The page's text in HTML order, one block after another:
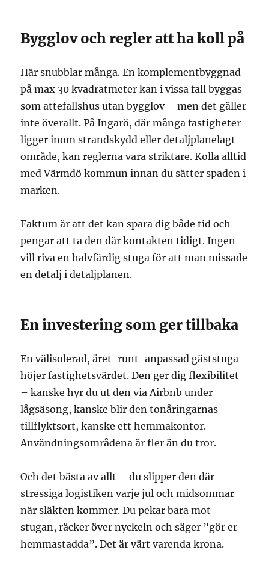
Bygglov och regler att ha koll på
Här snubblar många. En komplementbyggnad
på max 30 kvadratmeter kan i vissa fall byggas
som attefallshus utan bygglov – men det gäller
inte överallt. På Ingarö, där många fastigheter
ligger inom strandskydd eller detaljplanelagt
område, kan reglerna vara striktare. Kolla alltid
med Värmdö kommun innan du sätter spaden i
marken.
Faktum är att det kan spara dig både tid och
pengar att ta den där kontakten tidigt. Ingen
vill riva en halvfärdig stuga för att man missade
en detalj i detaljplanen.
En investering som ger tillbaka
En välisolerad, året-runt-anpassad gäststuga
höjer fastighetsvärdet. Den ger dig flexibilitet
– kanske hyr du ut den via Airbnb under
lågsäsong, kanske blir den tonåringarnas
tillflyktsort, kanske ett hemmakontor.
Användningsområdena är fler än du tror.
Och det bästa av allt – du slipper den där
stressiga logistiken varje jul och midsommar
när släkten kommer. Du pekar bara mot
stugan, räcker över nyckeln och säger ”gör er
hemmastadda”. Det är värt varenda krona.